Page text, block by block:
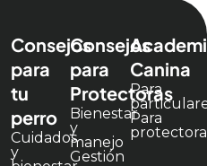
Consejos
para
tu
perro
Cuidados
y
Consejos
para
Protectoras
Bienestar
y
manejo
Gestión
Canina
Para
Para